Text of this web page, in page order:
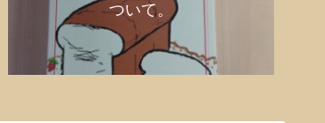
ついて。